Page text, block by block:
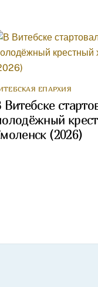
ЕПАРХИЯ
Витебске
(2026)